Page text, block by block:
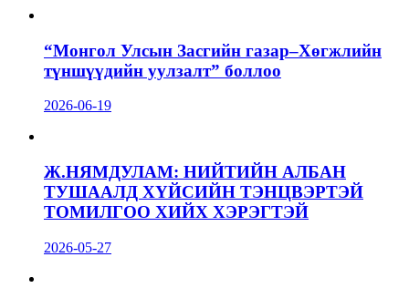
“Монгол Улсын Засгийн газар–Хөгжлийн
түншүүдийн уулзалт” боллоо
2026-06-19
Ж.НЯМДУЛАМ: НИЙТИЙН АЛБАН
ТУШААЛД ХҮЙСИЙН ТЭНЦВЭРТЭЙ
ТОМИЛГОО ХИЙХ ХЭРЭГТЭЙ
2026-05-27